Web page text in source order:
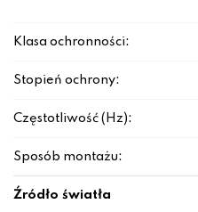
Klasa ochronności:
Stopień ochrony:
Częstotliwość (Hz):
Sposób montażu:
Źródło światła